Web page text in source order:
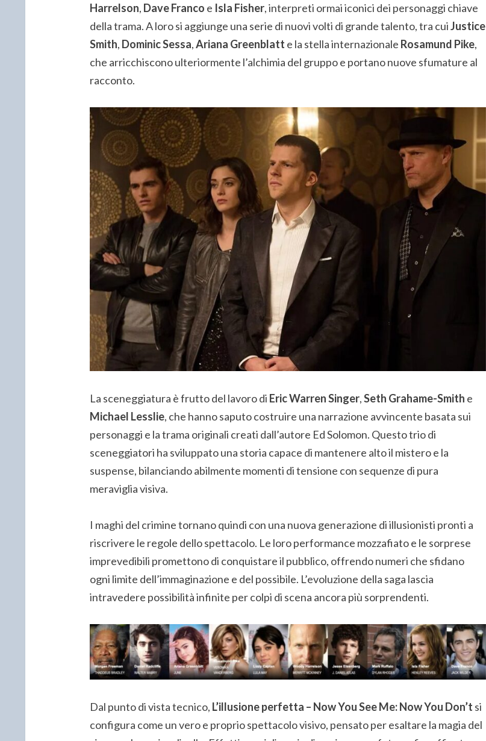
Harrelson, Dave Franco e Isla Fisher, interpreti ormai iconici dei personaggi chiave
della trama. A loro si aggiunge una serie di nuovi volti di grande talento, tra cuiJustice
Smith, Dominic Sessa,Ariana Greenblatt e la stella internazionale Rosamund Pike,
che arricchiscono ulteriormente l’alchimia del gruppo e portano nuove sfumature al
racconto.
La sceneggiatura è frutto del lavoro di Eric Warren Singer,Seth Grahame-Smith e
Michael Lesslie, che hanno saputo costruire una narrazione avvincente basata sui
personaggi e la trama originali creati dall’autore Ed Solomon. Questo trio di
sceneggiatori ha sviluppato una storia capace di mantenere alto il mistero e la
suspense, bilanciando abilmente momenti di tensione con sequenze di pura
meraviglia visiva.
I maghi del crimine tornano quindi con una nuova generazione di illusionisti pronti a
riscrivere le regole dello spettacolo. Le loro performance mozzafiato e le sorprese
imprevedibili promettono di conquistare il pubblico, offrendo numeri che sfidano
ogni limite dell’immaginazione e del possibile. L’evoluzione della saga lascia
intravedere possibilità infinite per colpi di scena ancora più sorprendenti.
Dal punto di vista tecnico, L’illusione perfetta – Now You See Me: Now You Don’t si
configura come un vero e proprio spettacolo visivo, pensato per esaltare la magia del